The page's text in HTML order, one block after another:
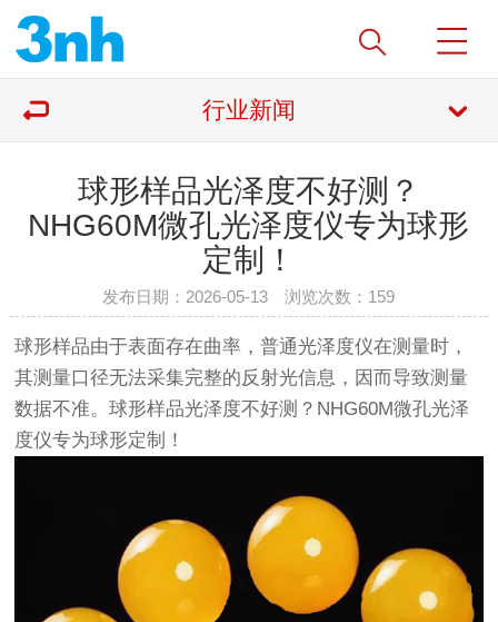
行业新闻
球形样品光泽度不好测？
NHG60M微孔光泽度仪专为球形
定制！
发布日期：2026-05-13 浏览次数： 159
球形样品由于表面存在曲率，普通光泽度仪在测量时，
其测量口径无法采集完整的反射光信息，因而导致测量
数据不准。球形样品光泽度不好测？NHG60M微孔光泽
度仪专为球形定制！